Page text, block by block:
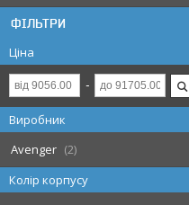
ФІЛЬТРИ
Ціна
Виробник
Avenger
2
Колір корпусу